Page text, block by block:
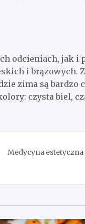
odcieniach, jak i
i brązowych.
zima są bardzo
czysta biel,
Medycyna